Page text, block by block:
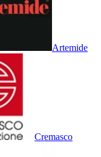
Artemide
Cremasco